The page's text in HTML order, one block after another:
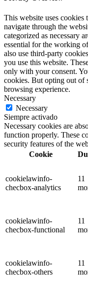
This website uses
navigate through the
categorized as necessary
essential for the working
also use third-party
you use this website.
only with your consent.
cookies. But opting out of
browsing experience.
Necessary
Necessary
Siempre activado
Necessary cookies are
function properly. These
security features of the
Cookie
cookielawinfo-
checbox-analytics
11
cookielawinfo-
checbox-functional
11
cookielawinfo-
checbox-others
11